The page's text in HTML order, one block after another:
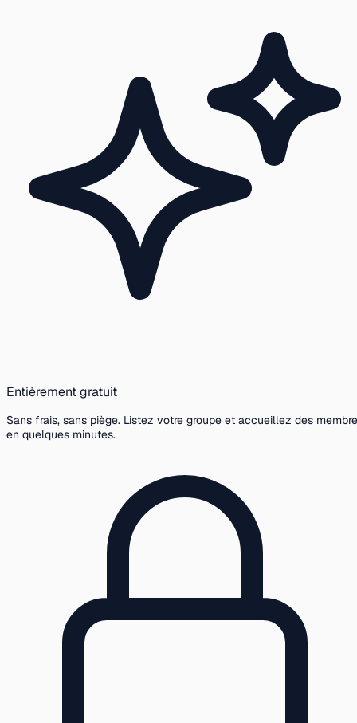
Entièrement gratuit
Sans frais, sans piège. Listez votre groupe et accueillez des
en quelques minutes.